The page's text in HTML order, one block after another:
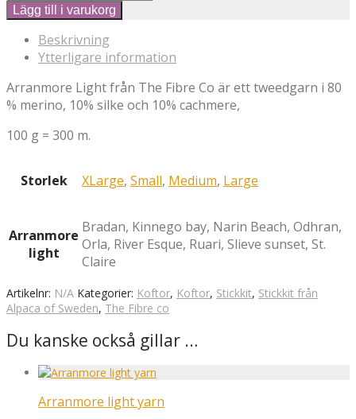
Lägg till i varukorg
Beskrivning
Ytterligare information
Arranmore Light från The Fibre Co är ett tweedgarn i 80
% merino, 10% silke och 10% cachmere,
100 g = 300 m.
Storlek XLarge, Small, Medium, Large
Arranmore
light
Bradan, Kinnego bay, Narin Beach, Odhran,
Orla, River Esque, Ruari, Slieve sunset, St.
Claire
Artikelnr: N/A Kategorier: Koftor, Koftor, Stickkit, Stickkit från
Alpaca of Sweden, The Fibre co
Du kanske också gillar …
Arranmore light yarn